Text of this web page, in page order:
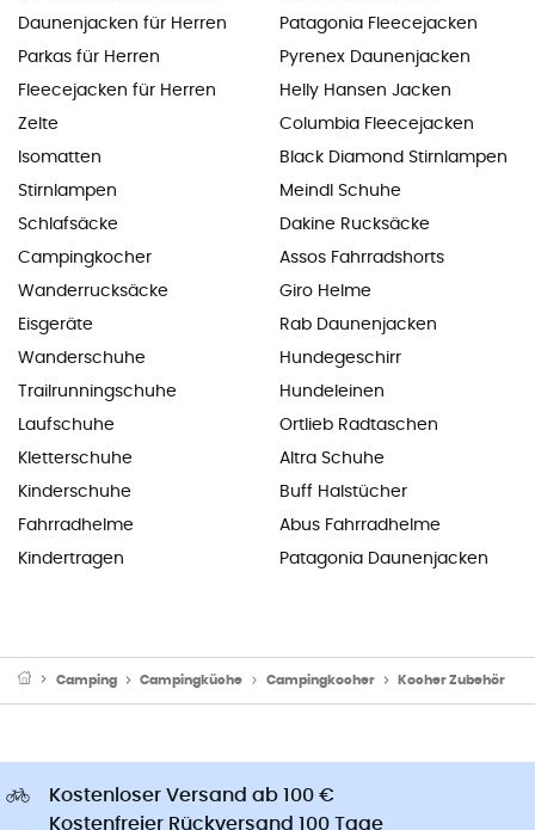
Daunenjacken für Herren
Parkas für Herren
Fleecejacken für Herren
Zelte
Isomatten
Stirnlampen
Schlafsäcke
Campingkocher
Wanderrucksäcke
Eisgeräte
Wanderschuhe
Trailrunningschuhe
Laufschuhe
Kletterschuhe
Kinderschuhe
Fahrradhelme
Kindertragen
Patagonia Fleecejacken
Pyrenex Daunenjacken
Helly Hansen Jacken
Columbia Fleecejacken
Black Diamond Stirnlampen
Meindl Schuhe
Dakine Rucksäcke
Assos Fahrradshorts
Giro Helme
Rab Daunenjacken
Hundegeschirr
Hundeleinen
Ortlieb Radtaschen
Altra Schuhe
Buff Halstücher
Abus Fahrradhelme
Patagonia Daunenjacken
Camping Campingküche Campingkocher Kocher Zubehör
Kostenloser Versand ab 100 €
Kostenfreier Rückversand 100 Tage